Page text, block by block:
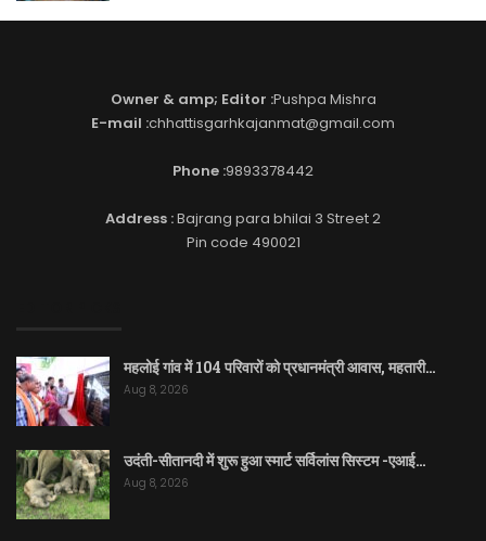
Owner & amp; Editor :Pushpa Mishra
E-mail :chhattisgarhkajanmat@gmail.com
Phone :9893378442
Address :Bajrang para bhilai 3 Street 2
Pin code 490021
महलोई गांव में 104 परिवारों को प्रधानमंत्री आवास, महतारी…
Aug 8, 2026
उदंती-सीतानदी में शुरू हुआ स्मार्ट सर्विलांस सिस्टम -एआई…
Aug 8, 2026